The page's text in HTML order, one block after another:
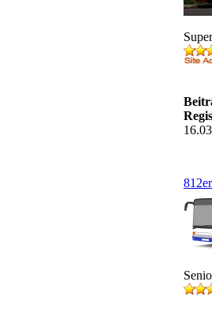
812er